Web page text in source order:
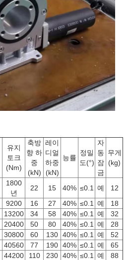
유지
토크
(Nm)
축방
향 하
중
(kN)
레이
디얼
하중
(kN)
능률
정밀
도(°)
자
동
잠
금
무게
(kg)
1800
년
22 15 40% ≤0.1 예
12
9200 16 27 40% ≤0.1 예
18
13200 34 58 40% ≤0.1 예
32
20400 50 80 40% ≤0.1 예
28
30800 60 130 40% ≤0.1 예
52
40560 77 190 40% ≤0.1 예
65
44200 110 230 40% ≤0.1 예
88